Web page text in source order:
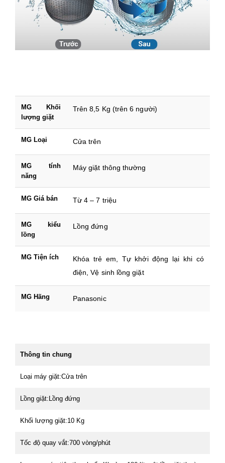
MG Khối
lượng giặt
Trên 8,5 Kg (trên 6 người)
MG Loại Cửa trên
MG tính
năng
Máy giặt thông thường
MG Giá bán Từ 4 – 7 triệu
MG kiểu
lồng
Lồng đứng
MG Tiện ích
Khóa trẻ em, Tự khởi động lại khi có
điện, Vệ sinh lồng giặt
MG Hãng Panasonic
Thông tin chung
Loại máy giặt:Cửa trên
Lồng giặt:Lồng đứng
Khối lượng giặt:10 Kg
Tốc độ quay vắt:700 vòng/phút